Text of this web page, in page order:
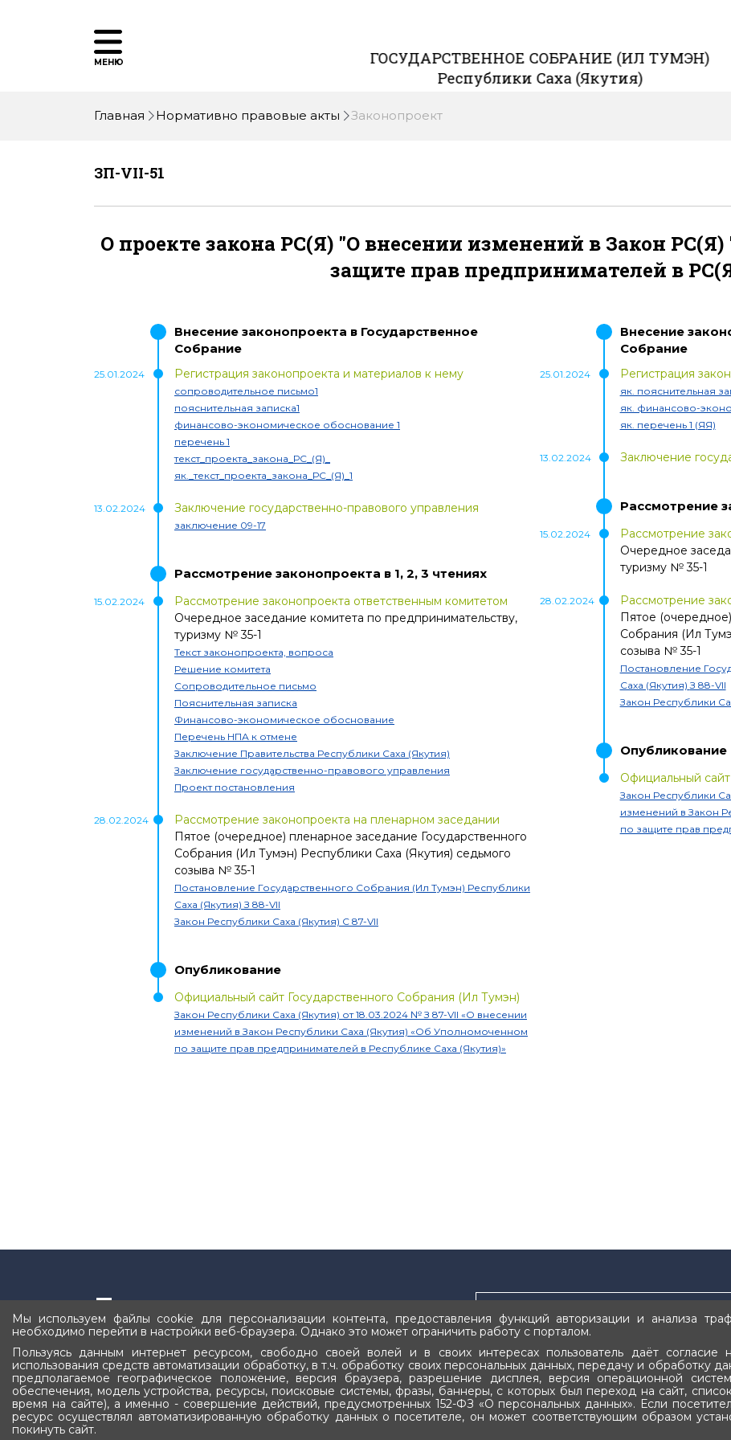
МЕНЮ
ГОСУДАРСТВЕННОЕ СОБРАНИЕ (ИЛ ТУМЭН)
Республики Саха (Якутия)
Главная Нормативно правовые акты Законопроект
ЗП-VII-51
О проекте закона РС(Я) "О внесении изменений в Закон
защите прав предпринимателей в
Внесение законопроекта в Государственное
Собрание
25.01.2024 Регистрация законопроекта и материалов к нему
сопроводительное письмо1
пояснительная записка1
финансово-экономическое обоснование 1
перечень 1
текст_проекта_закона_РС_(Я)_
як._текст_проекта_закона_РС_(Я)_1
13.02.2024 Заключение государственно-правового управления
заключение 09-17
Рассмотрение законопроекта в 1, 2, 3 чтениях
15.02.2024
Рассмотрение законопроекта ответственным комитетом
Очередное заседание комитета по предпринимательству,
туризму №35-1
Текст законопроекта, вопроса
Решение комитета
Сопроводительное письмо
Пояснительная записка
Финансово-экономическое обоснование
Перечень НПА к отмене
Заключение Правительства Республики Саха (Якутия)
Заключение государственно-правового управления
Проект постановления
28.02.2024
Рассмотрение законопроекта на пленарном заседании
Пятое (очередное) пленарное заседание Государственного
Собрания (Ил Тумэн) Республики Саха (Якутия) седьмого
созыва №35-1
Постановление Государственного Собрания (Ил Тумэн) Республики
Саха (Якутия) З 88-VII
Закон Республики Саха (Якутия) С 87-VII
Опубликование
Официальный сайт Государственного Собрания (Ил Тумэн)
Закон Республики Саха (Якутия) от18.03.2024 №З 87-VII «О внесении
изменений в Закон Республики Саха (Якутия) «Об Уполномоченном
по защите прав предпринимателей в Республике Саха (Якутия)»
Внесение
Собрание
25.01.2024 Регистрация
як. пояснительная
як. финансово-
як. перечень 1 (ЯЯ)
13.02.2024 Заключение
Рассмотрение
15.02.2024
Рассмотрение
Очередное
туризму№35-1
28.02.2024
Рассмотрение
Пятое
Собрания (Ил
созыва №35-1
Постановление
Саха (Якутия) З 88-VII
Закон Республики
Опубликование
Официальный
Закон Республики
изменений в Закон
по защите прав
Подписка
Оставьте ваш e-mail, чтобы получать новости
Государственное Собрание (Ил Тумэн)
Мы используем файлы cookie для персонализации контента, предоставления функций авторизации и анализа
необходимо перейти в настройки веб-браузера. Однако это может ограничить работу с порталом.
Пользуясь данным интернет ресурсом, свободно своей волей и в своих интересах пользователь даёт согласие
использования средств автоматизации обработку, в т.ч. обработку своих персональных данных, передачу и обработку
предполагаемое географическое положение, версия браузера, разрешение дисплея, версия операционной
обеспечения, модель устройства, ресурсы, поисковые системы, фразы, баннеры, с которых был переход на сайт,
время на сайте), а именно - совершение действий, предусмотренных 152-ФЗ «О персональных данных». Если
ресурс осуществлял автоматизированную обработку данных о посетителе, он может соответствующим образом
покинуть сайт.